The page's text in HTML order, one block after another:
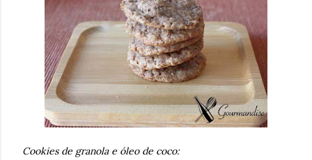
Cookies de granola e óleo de coco: